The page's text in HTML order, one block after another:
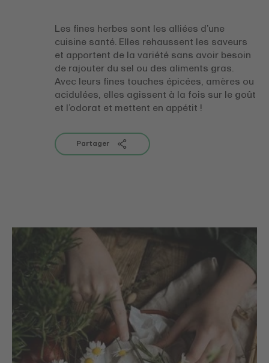
Les fines herbes sont les alliées d’une
cuisine santé. Elles rehaussent les saveurs
et apportent de la variété sans avoir besoin
de rajouter du sel ou des aliments gras.
Avec leurs fines touches épicées, amères ou
acidulées, elles agissent à la fois sur le goût
et l’odorat et mettent en appétit !
Partager